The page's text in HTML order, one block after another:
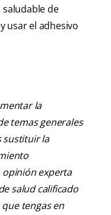
de
usar el adhesivo
la
temas generales
sustituir la
opinión experta
salud calificado
tengas en